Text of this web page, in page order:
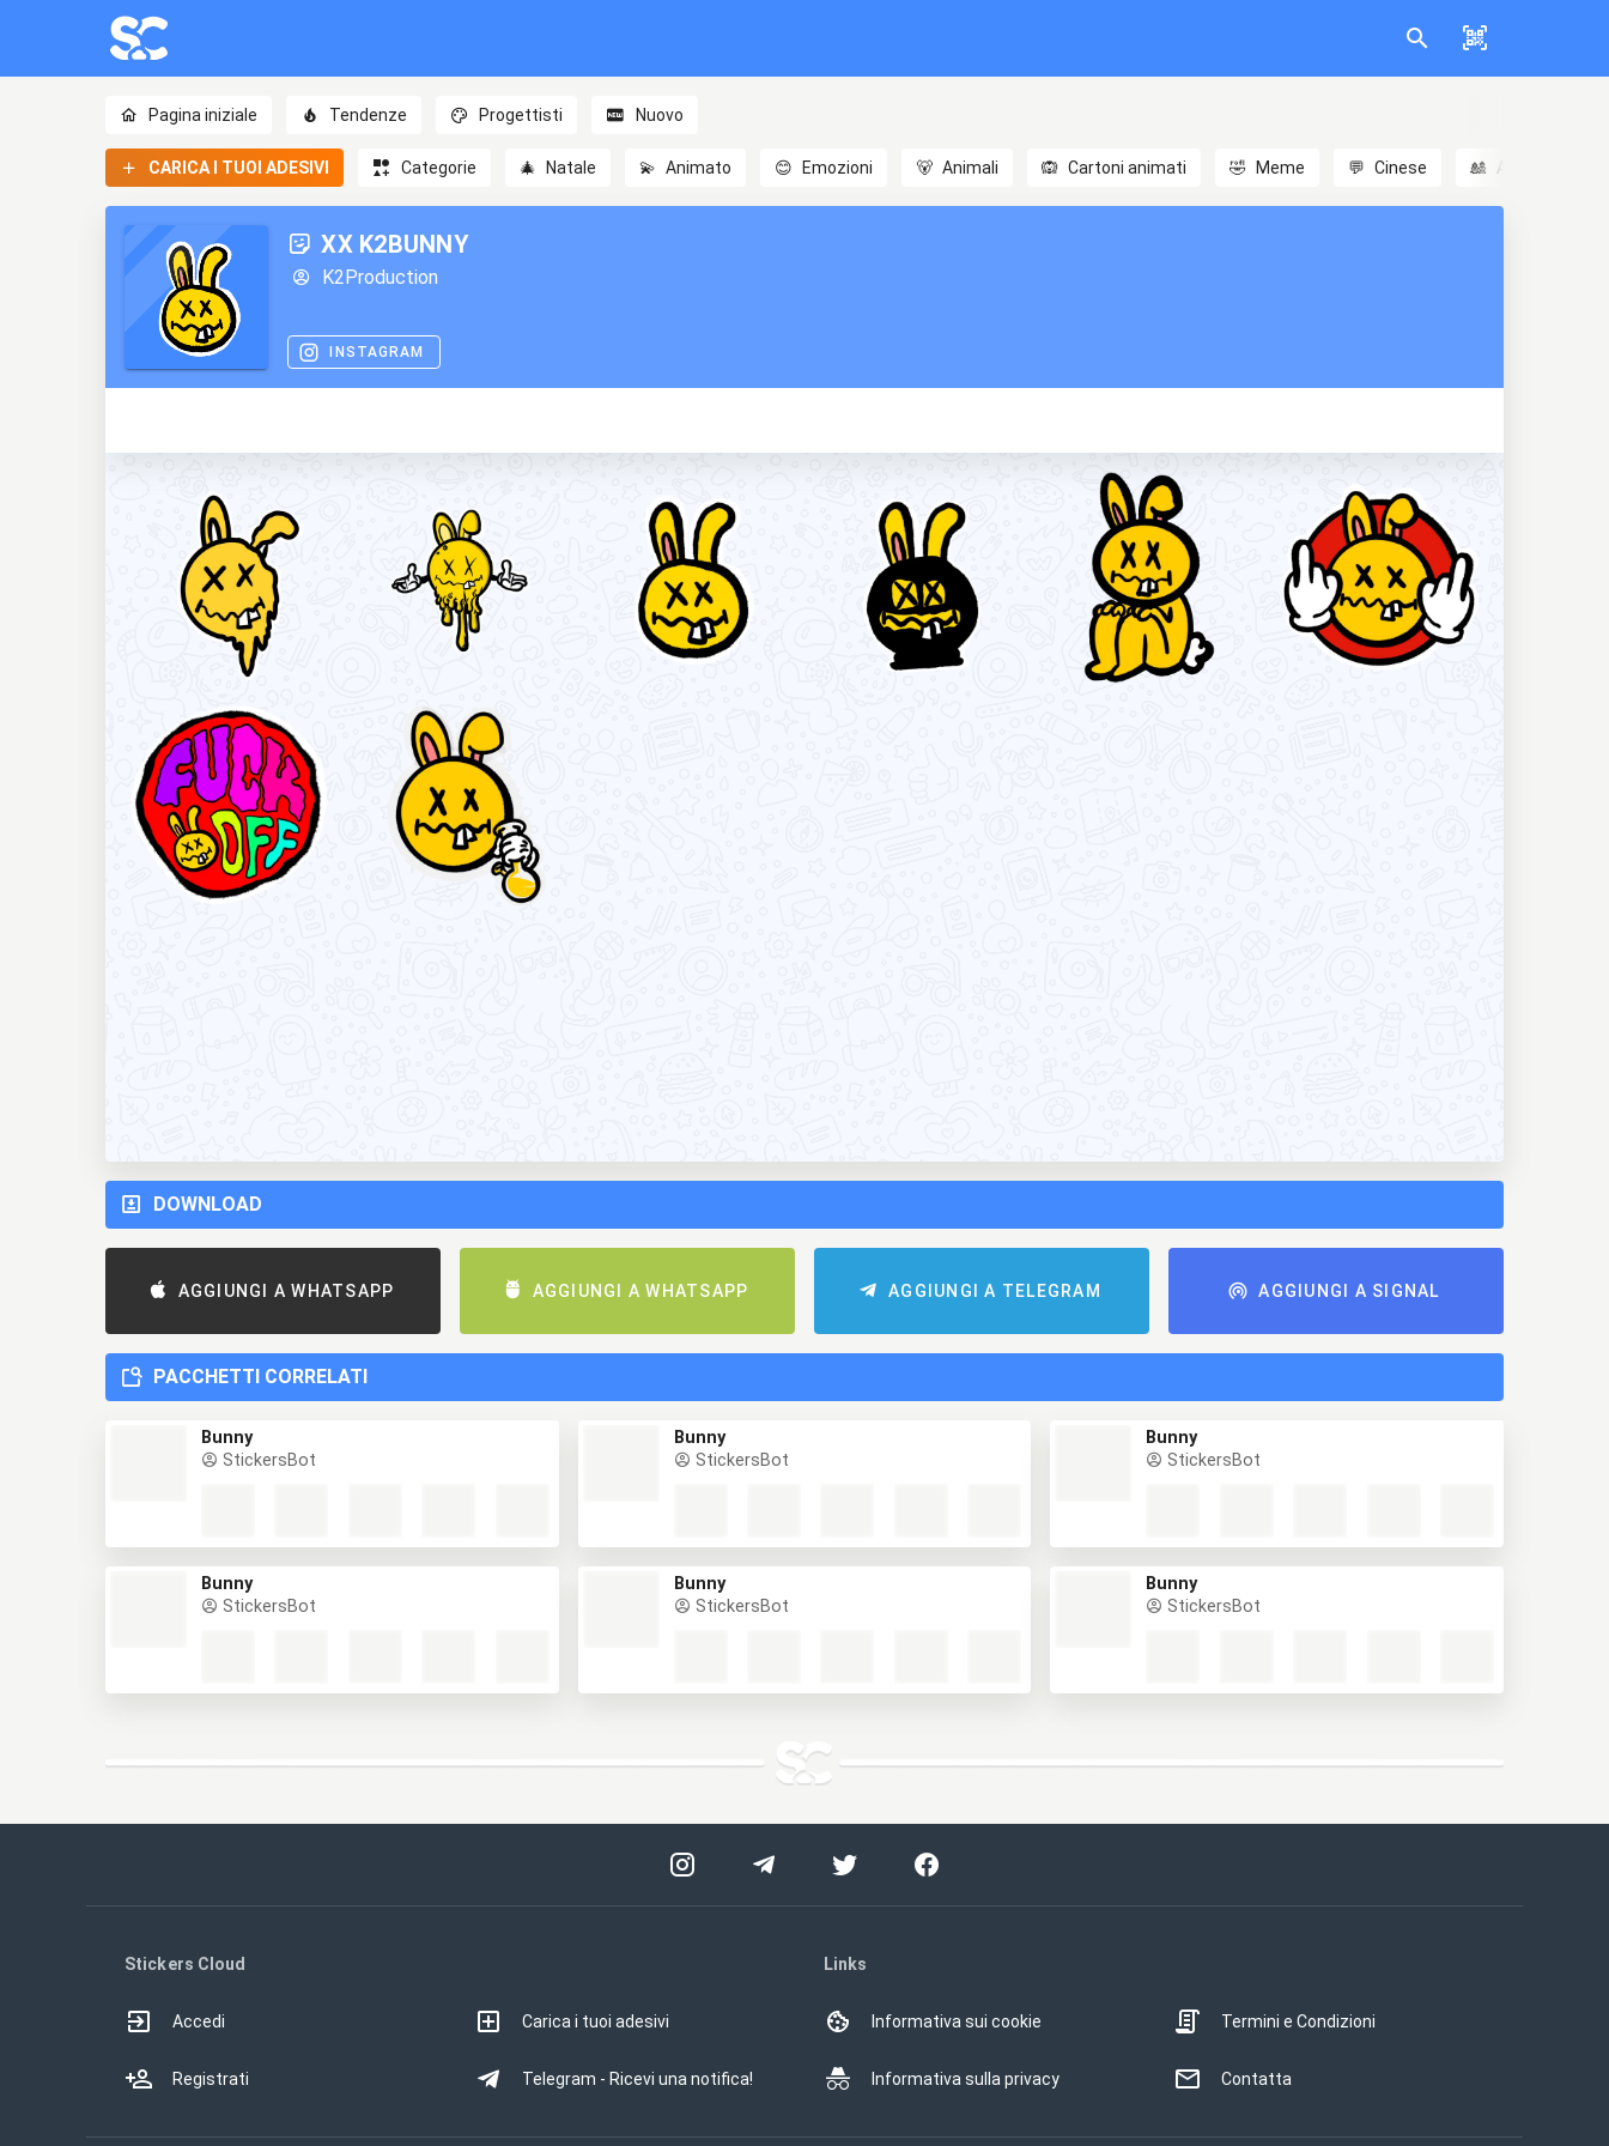
Pagina iniziale Tendenze Progettisti Nuovo
CARICA I TUOI ADESIVI Categorie 🎄 Natale 💫 Animato 😊 Emozioni 🐻 Animali 🙉 Cartoni animati 🤣 Meme 💬 Cinese 🎎 Anime
XX K2BUNNY
K2Production
INSTAGRAM
DOWNLOAD
AGGIUNGI A WHATSAPP AGGIUNGI A WHATSAPP AGGIUNGI A TELEGRAM AGGIUNGI A SIGNAL
PACCHETTI CORRELATI
Bunny
StickersBot
Bunny
StickersBot
Bunny
StickersBot
Bunny
StickersBot
Bunny
StickersBot
Bunny
StickersBot
Stickers Cloud
Accedi
Registrati
Carica i tuoi adesivi
Telegram - Ricevi una notifica!
Links
Informativa sui cookie
Informativa sulla privacy
Termini e Condizioni
Contatta